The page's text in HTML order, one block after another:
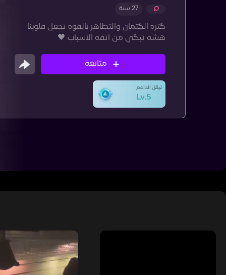
27 سنة
گتره الگتمان والتظاهر بالقوه تجعل قلوبنا
هشه تبگي من اتفه الاسباب 🖤
متابعة
ليڤل الداعم
Lv.5